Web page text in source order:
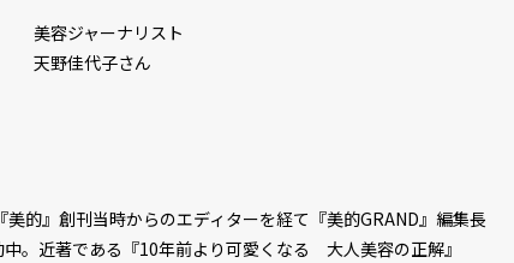
美容ジャーナリスト
天野佳代子さん
的』創刊当時からのエディターを経て『美的GRAND』編集長
。近著である『10年前より可愛くなる 大人美容の正解』